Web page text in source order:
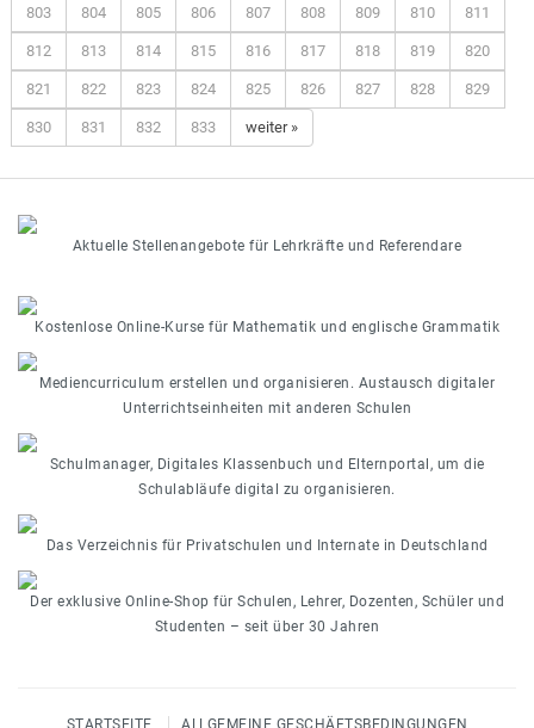
803 804 805 806 807 808 809 810 811
812 813 814 815 816 817 818 819 820
821 822 823 824 825 826 827 828 829
830 831 832 833 weiter »
Aktuelle Stellenangebote für Lehrkräfte und Referendare
Kostenlose Online-Kurse für Mathematik und englische Grammatik
Mediencurriculum erstellen und organisieren. Austausch digitaler
Unterrichtseinheiten mit anderen Schulen
Schulmanager, Digitales Klassenbuch und Elternportal, um die
Schulabläufe digital zu organisieren.
Das Verzeichnis für Privatschulen und Internate in Deutschland
Der exklusive Online-Shop für Schulen, Lehrer, Dozenten, Schüler und
Studenten – seit über 30 Jahren
STARTSEITE ALLGEMEINE GESCHÄFTSBEDINGUNGEN